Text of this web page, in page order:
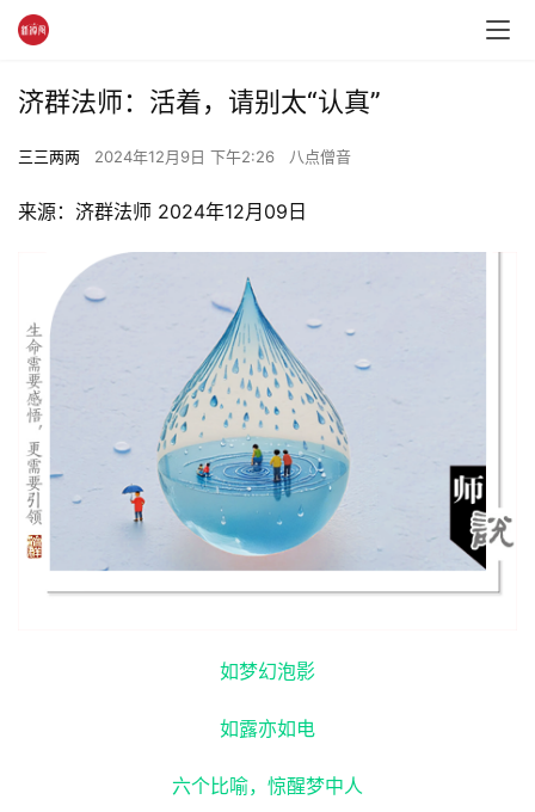
济群法师：活着，请别太“认真”
三三两两 2024年12月9日 下午2:26 八点僧音
来源：济群法师 2024年12月09日
如梦幻泡影
如露亦如电
六个比喻，惊醒梦中人